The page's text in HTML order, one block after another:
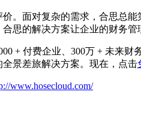
。面对复杂的需求，合思总
思的解决方案让企业的财务
+ 付费企业、300万 + 未来
景差旅解决方案。现在，点击
www.hosecloud.com/